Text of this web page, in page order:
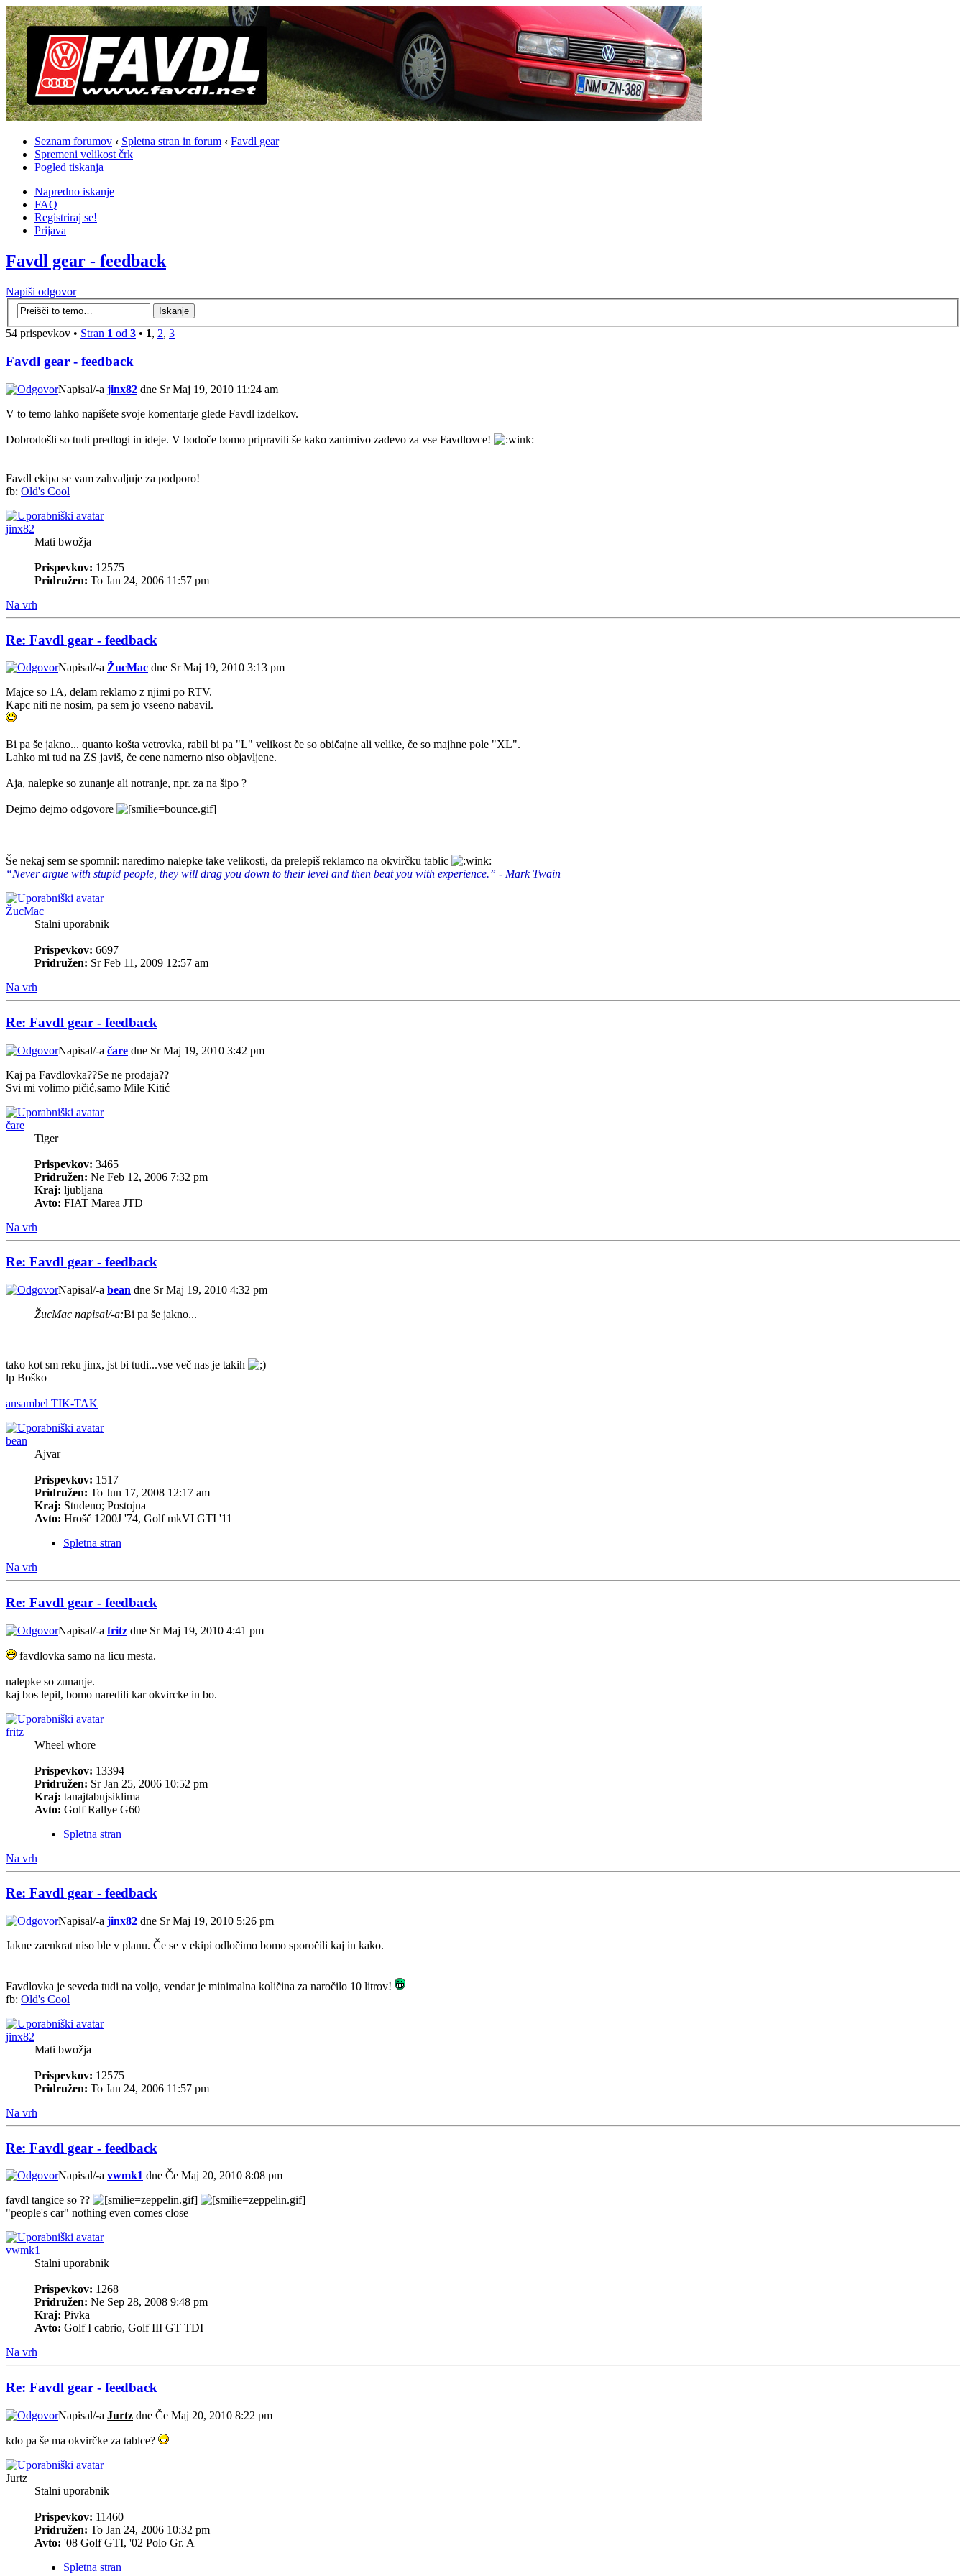
Seznam forumov ‹ Spletna stran in forum ‹ Favdl gear
Spremeni velikost črk
Pogled tiskanja
Napredno iskanje
FAQ
Registriraj se!
Prijava
Favdl gear - feedback
Napiši odgovor
54 prispevkov • Stran 1 od 3 • 1, 2, 3
Favdl gear - feedback
Napisal/-a jinx82 dne Sr Maj 19, 2010 11:24 am
V to temo lahko napišete svoje komentarje glede Favdl izdelkov.
Dobrodošli so tudi predlogi in ideje. V bodoče bomo pripravili še kako zanimivo zadevo za vse Favdlovce!
Favdl ekipa se vam zahvaljuje za podporo!
fb: Old's Cool
jinx82
Mati bwožja
Prispevkov: 12575
Pridružen: To Jan 24, 2006 11:57 pm
Na vrh
Re: Favdl gear - feedback
Napisal/-a ŽucMac dne Sr Maj 19, 2010 3:13 pm
Majce so 1A, delam reklamo z njimi po RTV.
Kapc niti ne nosim, pa sem jo vseeno nabavil.
Bi pa še jakno... quanto košta vetrovka, rabil bi pa "L" velikost če so običajne ali velike, če so majhne pole "XL".
Lahko mi tud na ZS javiš, če cene namerno niso objavljene.
Aja, nalepke so zunanje ali notranje, npr. za na šipo ?
Dejmo dejmo odgovore
Še nekaj sem se spomnil: naredimo nalepke take velikosti, da prelepiš reklamco na okvirčku tablic
“Never argue with stupid people, they will drag you down to their level and then beat you with experience.” - Mark Twain
ŽucMac
Stalni uporabnik
Prispevkov: 6697
Pridružen: Sr Feb 11, 2009 12:57 am
Na vrh
Re: Favdl gear - feedback
Napisal/-a čare dne Sr Maj 19, 2010 3:42 pm
Kaj pa Favdlovka??Se ne prodaja??
Svi mi volimo pičić,samo Mile Kitić
čare
Tiger
Prispevkov: 3465
Pridružen: Ne Feb 12, 2006 7:32 pm
Kraj: ljubljana
Avto: FIAT Marea JTD
Na vrh
Re: Favdl gear - feedback
Napisal/-a bean dne Sr Maj 19, 2010 4:32 pm
ŽucMac napisal/-a:Bi pa še jakno...
tako kot sm reku jinx, jst bi tudi...vse več nas je takih
lp Boško
ansambel TIK-TAK
bean
Ajvar
Prispevkov: 1517
Pridružen: To Jun 17, 2008 12:17 am
Kraj: Studeno; Postojna
Avto: Hrošč 1200J '74, Golf mkVI GTI '11
Spletna stran
Na vrh
Re: Favdl gear - feedback
Napisal/-a fritz dne Sr Maj 19, 2010 4:41 pm
favdlovka samo na licu mesta.
nalepke so zunanje.
kaj bos lepil, bomo naredili kar okvircke in bo.
fritz
Wheel whore
Prispevkov: 13394
Pridružen: Sr Jan 25, 2006 10:52 pm
Kraj: tanajtabujsiklima
Avto: Golf Rallye G60
Spletna stran
Na vrh
Re: Favdl gear - feedback
Napisal/-a jinx82 dne Sr Maj 19, 2010 5:26 pm
Jakne zaenkrat niso ble v planu. Če se v ekipi odločimo bomo sporočili kaj in kako.
Favdlovka je seveda tudi na voljo, vendar je minimalna količina za naročilo 10 litrov!
fb: Old's Cool
jinx82
Mati bwožja
Prispevkov: 12575
Pridružen: To Jan 24, 2006 11:57 pm
Na vrh
Re: Favdl gear - feedback
Napisal/-a vwmk1 dne Če Maj 20, 2010 8:08 pm
favdl tangice so ??
"people's car" nothing even comes close
vwmk1
Stalni uporabnik
Prispevkov: 1268
Pridružen: Ne Sep 28, 2008 9:48 pm
Kraj: Pivka
Avto: Golf I cabrio, Golf III GT TDI
Na vrh
Re: Favdl gear - feedback
Napisal/-a Jurtz dne Če Maj 20, 2010 8:22 pm
kdo pa še ma okvirčke za tablce?
Jurtz
Stalni uporabnik
Prispevkov: 11460
Pridružen: To Jan 24, 2006 10:32 pm
Avto: '08 Golf GTI, '02 Polo Gr. A
Spletna stran